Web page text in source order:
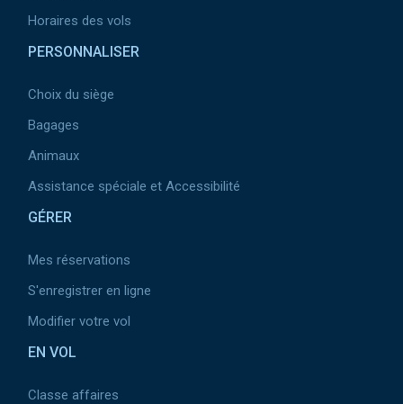
Horaires des vols
PERSONNALISER
Choix du siège
Bagages
Animaux
Assistance spéciale et Accessibilité
GÉRER
Mes réservations
S'enregistrer en ligne
Modifier votre vol
EN VOL
Classe affaires